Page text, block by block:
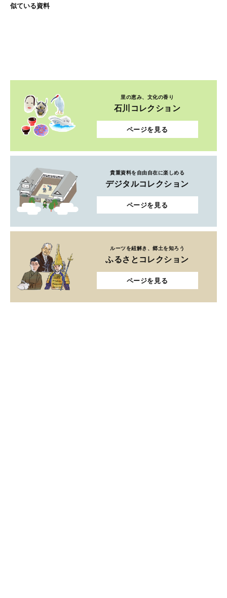
似ている資料
里の恵み、文化の香り
石川コレクション
ページを見る
貴重資料を自由自在に楽しめる
デジタルコレクション
ページを見る
ルーツを紐解き、郷土を知ろう
ふるさとコレクション
ページを見る